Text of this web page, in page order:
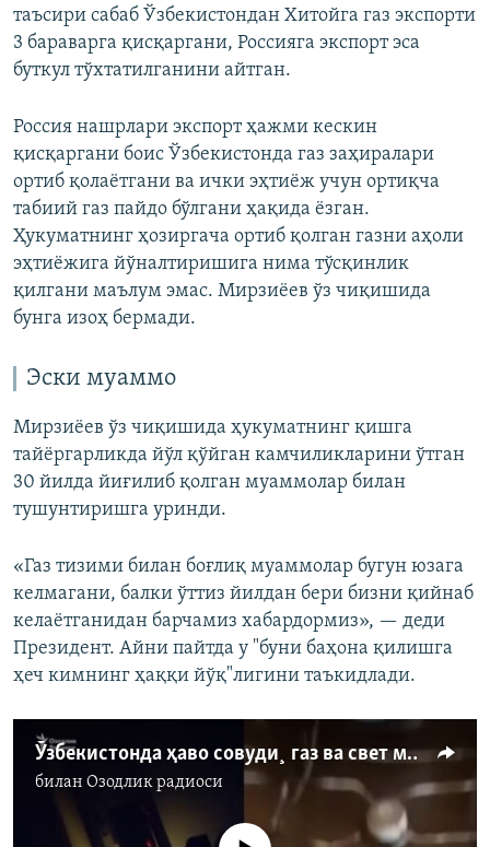
таъсири сабаб Ўзбекистондан Хитойга газ экспорти
3 бараварга қисқаргани, Россияга экспорт эса
буткул тўхтатилганини айтган.
Россия нашрлари экспорт ҳажми кескин
қисқаргани боис Ўзбекистонда газ заҳиралари
ортиб қолаётгани ва ички эҳтиёж учун ортиқча
табиий газ пайдо бўлгани ҳақида ёзган.
Ҳукуматнинг ҳозиргача ортиб қолган газни аҳоли
эҳтиёжига йўналтиришига нима тўсқинлик
қилгани маълум эмас. Мирзиёев ўз чиқишида
бунга изоҳ бермади.
Эски муаммо
Мирзиёев ўз чиқишида ҳукуматнинг қишга
тайёргарликда йўл қўйган камчиликларини ўтган
30 йилда йиғилиб қолган муаммолар билан
тушунтиришга уринди.
«Газ тизими билан боғлиқ муаммолар бугун юзага
келмагани, балки ўттиз йилдан бери бизни қийнаб
келаётганидан барчамиз хабардормиз», — деди
Президент. Айни пайтда у "буни баҳона қилишга
ҳеч кимнинг ҳаққи йўқ"лигини таъкидлади.
Ўзбекистонда ҳаво совуди¸ газ ва свет масаласи яна кун тартибига чиқди
билан Озодлик радиоси
Айни дамда медиа-манба мавжуд эмас